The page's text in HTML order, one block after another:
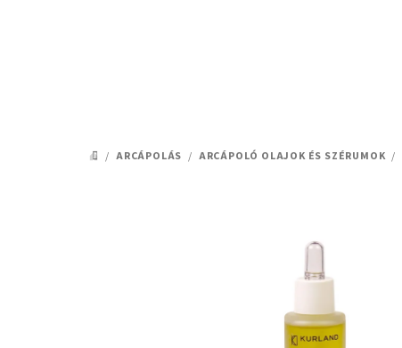
KEZDŐLAP
/ ARCÁPOLÁS / ARCÁPOLÓ OLAJOK ÉS SZÉRUMOK /